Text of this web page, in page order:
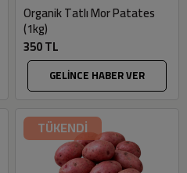
Organik Tatlı Mor Patates
(1kg)
350 TL
GELİNCE HABER VER
TÜKENDİ